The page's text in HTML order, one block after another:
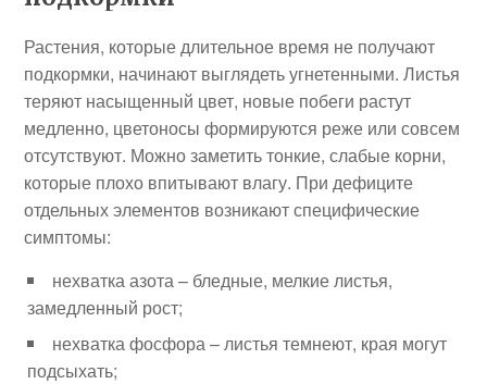
Растения, которые длительное время не получают
подкормки, начинают выглядеть угнетенными. Листья
теряют насыщенный цвет, новые побеги растут
медленно, цветоносы формируются реже или совсем
отсутствуют. Можно заметить тонкие, слабые корни,
которые плохо впитывают влагу. При дефиците
отдельных элементов возникают специфические
симптомы:
нехватка азота – бледные, мелкие листья,
замедленный рост;
нехватка фосфора – листья темнеют, края могут
подсыхать;